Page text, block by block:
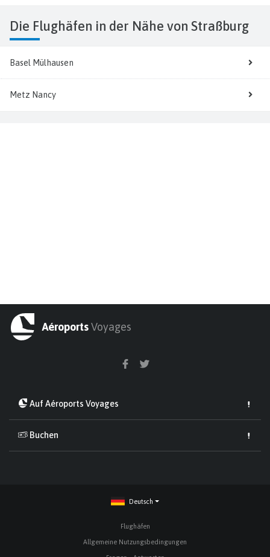
Die Flughäfen in der Nähe von Straßburg
Basel Mülhausen
Metz Nancy
AéroportsVoyages
Auf Aéroports Voyages
Buchen
Deutsch
Flughäfen
Allgemeine Nutzungsbedingungen